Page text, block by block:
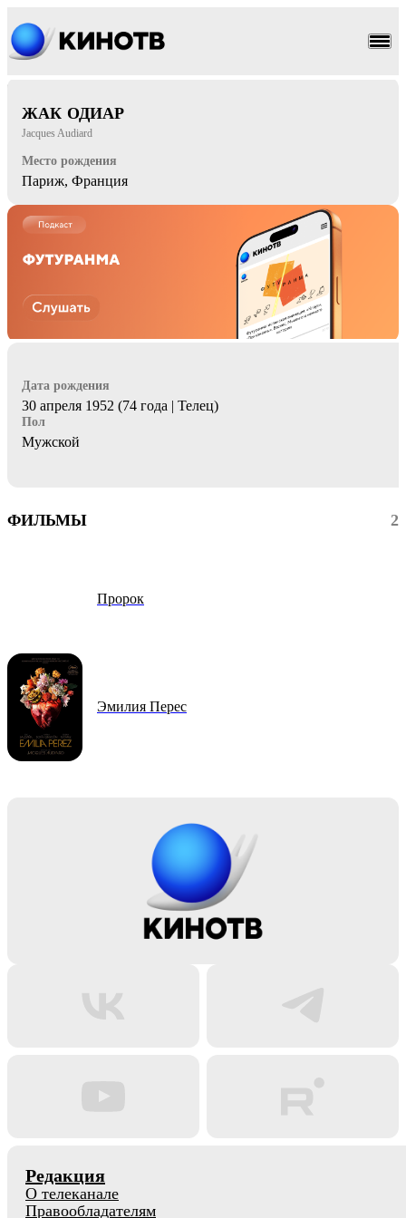
ЖАК ОДИАР
Jacques Audiard
Место рождения
Париж, Франция
Дата рождения
30 апреля 1952 (74 года | Телец)
Пол
Мужской
ФИЛЬМЫ 2
Пророк
Эмилия Перес
Редакция
О телеканале
Правообладателям